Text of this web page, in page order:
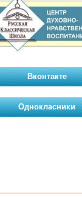
Вконтакте
Однокласники